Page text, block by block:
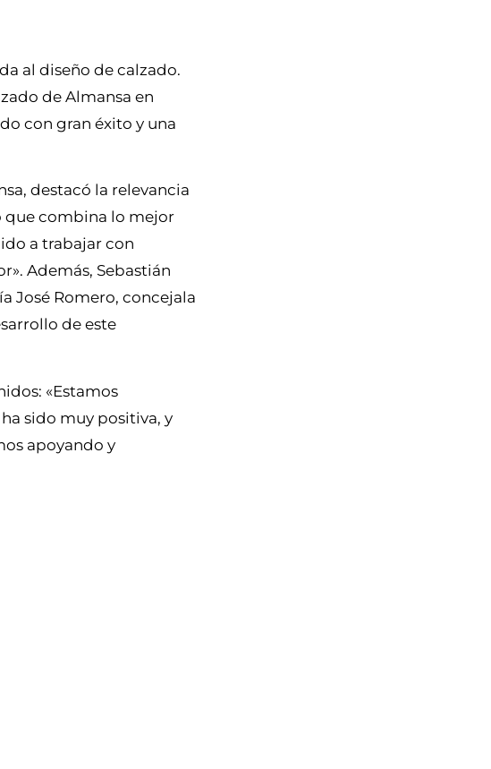
al diseño de calzado.
de Almansa en
con gran éxito y una
destacó la relevancia
que combina lo mejor
a trabajar con
Además, Sebastián
José Romero, concejala
de este
«Estamos
sido muy positiva, y
apoyando y